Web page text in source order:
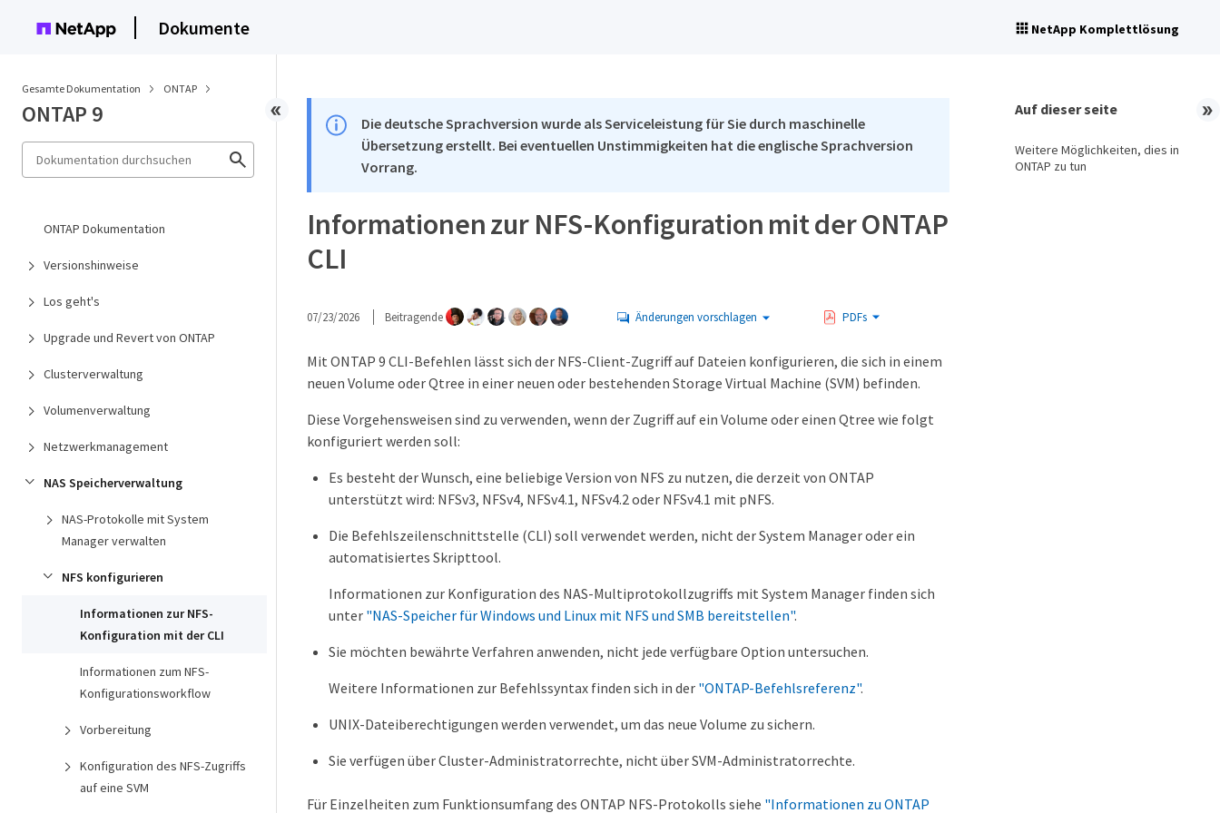
Dokumente NetApp Komplettlösung
Gesamte Dokumentation ONTAP
ONTAP 9
ONTAP Dokumentation
Versionshinweise
Los geht's
Upgrade und Revert von ONTAP
Clusterverwaltung
Volumenverwaltung
Netzwerkmanagement
NAS Speicherverwaltung
NAS-Protokolle mit System
Manager verwalten
NFS konfigurieren
Informationen zur NFS-
Konfiguration mit der CLI
Informationen zum NFS-
Konfigurationsworkflow
Vorbereitung
Konfiguration des NFS-Zugriffs
auf eine SVM
Die deutsche Sprachversion wurde als Serviceleistung für Sie durch maschinelle
Übersetzung erstellt. Bei eventuellen Unstimmigkeiten hat die englische Sprachversion
Vorrang.
Informationen zur NFS-Konfiguration mit der ONTAP
CLI
07/23/2026 Beitragende Änderungen vorschlagen PDFs
Mit ONTAP 9 CLI-Befehlen lässt sich der NFS-Client-Zugriff auf Dateien konfigurieren, die sich in einem
neuen Volume oder Qtree in einer neuen oder bestehenden Storage Virtual Machine (SVM) befinden.
Diese Vorgehensweisen sind zu verwenden, wenn der Zugriff auf ein Volume oder einen Qtree wie folgt
konfiguriert werden soll:
Es besteht der Wunsch, eine beliebige Version von NFS zu nutzen, die derzeit von ONTAP
unterstützt wird: NFSv3, NFSv4, NFSv4.1, NFSv4.2 oder NFSv4.1 mit pNFS.
Die Befehlszeilenschnittstelle (CLI) soll verwendet werden, nicht der System Manager oder ein
automatisiertes Skripttool.
Informationen zur Konfiguration des NAS-Multiprotokollzugriffs mit System Manager finden sich
unter "NAS-Speicher für Windows und Linux mit NFS und SMB bereitstellen".
Sie möchten bewährte Verfahren anwenden, nicht jede verfügbare Option untersuchen.
Weitere Informationen zur Befehlssyntax finden sich in der "ONTAP-Befehlsreferenz".
UNIX-Dateiberechtigungen werden verwendet, um das neue Volume zu sichern.
Sie verfügen über Cluster-Administratorrechte, nicht über SVM-Administratorrechte.
Für Einzelheiten zum Funktionsumfang des ONTAP NFS-Protokolls siehe "Informationen zu ONTAP
Auf dieser seite
Weitere Möglichkeiten, dies in
ONTAP zu tun